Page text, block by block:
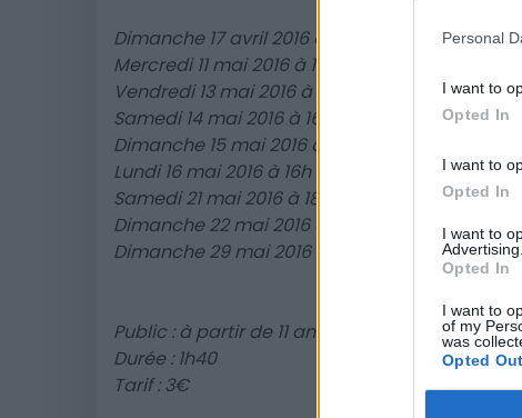
Personal
I want to
Opted In
I want to
Opted In
I want to
Advertising.
Opted In
I want to
of my
was
Opted Out
Dimanche 17 avril 2016 à 17h30 (avant-
Mercredi 11 mai 2016 à 17h (VF)
Vendredi 13 mai 2016 à 18h (VOSTF)
Samedi 14 mai 2016 à 16h (VOSTF)
Dimanche 15 mai 2016 à 14h (VF)
Lundi 16 mai 2016 à 16h (VF)
Samedi 21 mai 2016 à 18h30 (VF)
Dimanche 22 mai 2016 à 14h (VF)
Dimanche 29 mai 2016 à 18h15
Public : à partir de 11 ans
Durée : 1h40
Tarif : 3€